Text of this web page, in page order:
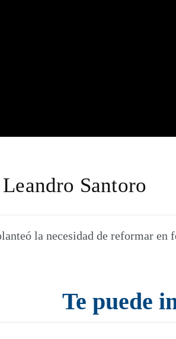
Santoro
la necesidad de reformar
Te puede